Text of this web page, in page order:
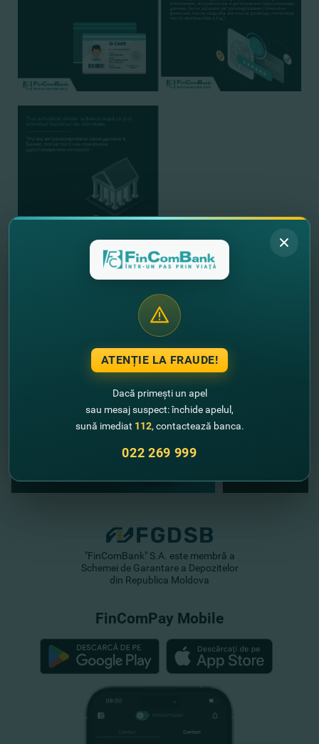
Poţi face cunoştinţă cu toate cursurileAICI
Alte noutăţi
"FinComBank" S.A. este membră a
Schemei de Garantare a Depozitelor
din Republica Moldova
FinComPay Mobile
ATENȚIE LA FRAUDE!
Dacă primești un apel
sau mesaj suspect: închide apelul,
sună imediat 112, contactează banca.
022 269 999